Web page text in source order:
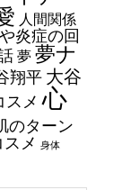
ソソーム
になっ
・・・幹
ソーム
気になっ
人間関係
炎症の回
夢 夢ナ
翔平 大谷
スメ 心
のターン
メ 身体